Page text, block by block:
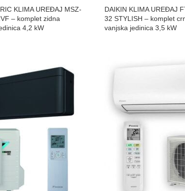
KLIMA UREĐAJ MSZ-
– komplet zidna
4,2 kW
DAIKIN KLIMA UREĐAJ
32 STYLISH – komplet
vanjska jedinica 3,5 kW